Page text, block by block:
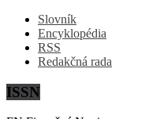
Slovník
Encyklopédia
RSS
Redakčná rada
ISSN